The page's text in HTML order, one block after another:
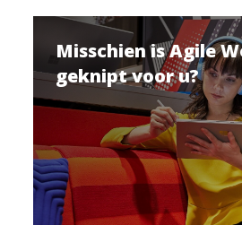
Misschien is Agile
geknipt voor u?